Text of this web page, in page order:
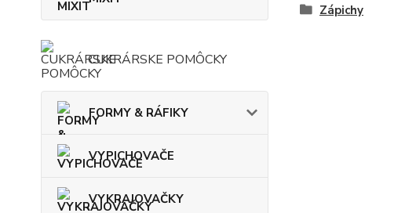
CUKRÁRSKE POMÔCKY
FORMY & RÁFIKY
VYPICHOVAČE
VYKRAJOVAČKY
Zápichy